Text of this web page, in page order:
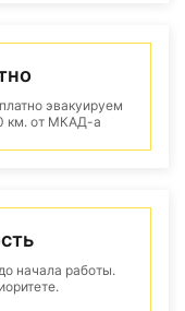
эвакуируем
км. от МКАД-а
начала работы.